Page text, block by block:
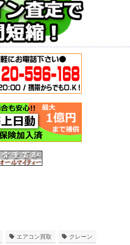
エアコン買取 クレーン